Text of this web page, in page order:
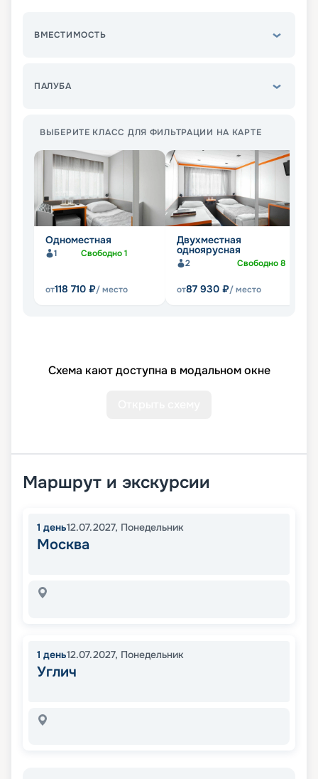
ВМЕСТИМОСТЬ
ПАЛУБА
ВЫБЕРИТЕ КЛАСС ДЛЯ ФИЛЬТРАЦИИ НА КАРТЕ
Одноместная
1 Свободно1
от118 710 ₽/ место
Двухместная
одноярусная
2 Свободно8
от87 930 ₽/ место
Схема кают доступна в модальном окне
Маршрут и экскурсии
1 день12.07.2027, Понедельник
Москва
1 день12.07.2027, Понедельник
Углич